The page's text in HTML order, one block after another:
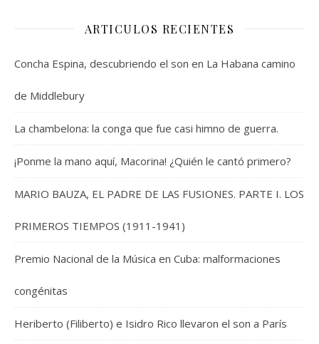
ARTICULOS RECIENTES
Concha Espina, descubriendo el son en La Habana camino
de Middlebury
La chambelona: la conga que fue casi himno de guerra.
¡Ponme la mano aquí, Macorina! ¿Quién le cantó primero?
MARIO BAUZA, EL PADRE DE LAS FUSIONES. PARTE I. LOS
PRIMEROS TIEMPOS (1911-1941)
Premio Nacional de la Música en Cuba: malformaciones
congénitas
Heriberto (Filiberto) e Isidro Rico llevaron el son a París